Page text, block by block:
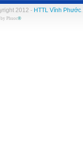
2012 - HTTL Vĩnh Phước
Phuoc®